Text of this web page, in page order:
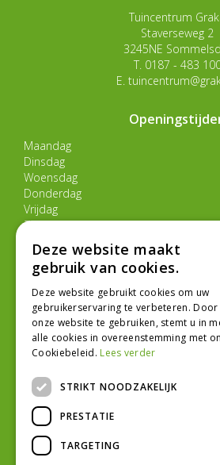
Tuincentrum
Staverseweg 2
3245NE
T. 0187 - 483
E.
Maandag
Dinsdag
Woensdag
Donderdag
Vrijdag
Zaterdag
Van 17 juli t/m 29 augustus
de zomervakantie
Toon alle
Hoe klanten ons
Deze website maakt
gebruik van cookies.
Deze website gebruikt cookies om uw
gebruikerservaring te verbeteren. Door
onze website te gebruiken, stemt u in
alle cookies in overeenstemming met
Cookiebeleid. Lees verder
STRIKT NOODZAKELIJK
PRESTATIE
TARGETING